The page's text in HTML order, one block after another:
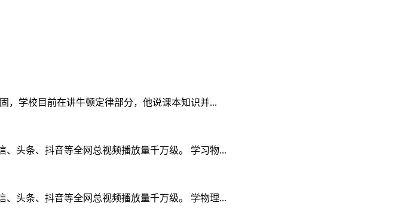
，学校目前在讲牛顿定律部分，他说课本知识并...
头条、抖音等全网总视频播放量千万级。 学习物...
头条、抖音等全网总视频播放量千万级。 学物理...